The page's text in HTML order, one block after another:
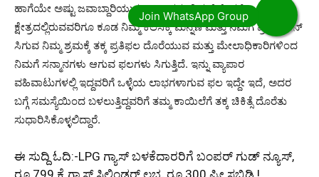
ಹಾಗೆಯೇ ಅಷ್ಟು ಜವಾಬ್ದಾರಿಯುತವಾಗಿ ಇದನ್ನು ನಿರ್ವಹಿಸಿ ವೃತ್ತಿ
ಕ್ಷೇತ್ರದಲ್ಲಿರುವವರಿಗೂ ಕೂಡ ನಿಮ್ಮ ಕೆಲಸಕ್ಕೆ ಮನ್ನಣೆ ಮತ್ತು ನಿಮಗೆ ಪ್ರಮೋಷನ್
ಸಿಗುವ ನಿಮ್ಮ ಶ್ರಮಕ್ಕೆ ತಕ್ಕ ಪ್ರತಿಫಲ ದೊರೆಯುವ ಮತ್ತು ಮೇಲಾಧಿಕಾರಿಗಳಿಂದ
ನಿಮಗೆ ಸನ್ಮಾನಗಳು ಆಗುವ ಫಲಗಳು ಸಿಗುತ್ತಿದೆ. ಇನ್ನು ವ್ಯಾಪಾರ
ವಹಿವಾಟುಗಳಲ್ಲಿ ಇದ್ದವರಿಗೆ ಒಳ್ಳೆಯ ಲಾಭಗಳಾಗುವ ಫಲ ಇದ್ದೇ ಇದೆ, ಅದರ
ಬಗ್ಗೆ ಸಮಸ್ಯೆಯಿಂದ ಬಳಲುತ್ತಿದ್ದವರಿಗೆ ತಮ್ಮ ಕಾಯಿಲೆಗೆ ತಕ್ಕ ಚಿಕಿತ್ಸೆ ದೊರೆತು
ಸುಧಾರಿಸಿಕೊಳ್ಳಲಿದ್ದಾರೆ.
ಈ ಸುದ್ದಿ ಓದಿ:-LPG ಗ್ಯಾಸ್ ಬಳಕೆದಾರರಿಗೆ ಬಂಪರ್ ಗುಡ್ ನ್ಯೂಸ್,
ರೂ.799 ಕ್ಕೆ ಗ್ಯಾಸ್ ಸಿಲಿಂಡರ್ ಲಭ್ಯ, ರೂ.300 ಫ್ರೀ ಸಬ್ಸಿಡಿ.!